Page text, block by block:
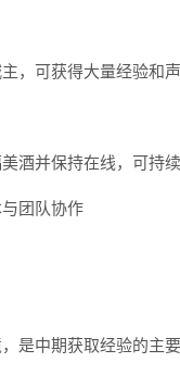
可获得大量经验和声
并保持在线，可持续
团队协作
中期获取经验的主